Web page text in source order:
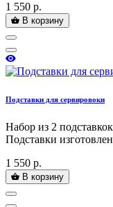
1 550 р.
В корзину
Подставки для сервировоки
Набор из 2
Подставки
1 550 р.
В корзину